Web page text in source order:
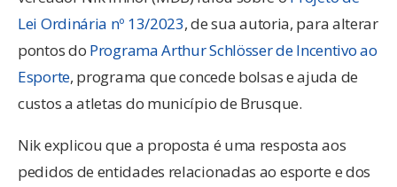
Lei Ordinária nº 13/2023, de sua autoria, para alterar
pontos do Programa Arthur Schlösser de Incentivo ao
Esporte, programa que concede bolsas e ajuda de
custos a atletas do município de Brusque.
Nik explicou que a proposta é uma resposta aos
pedidos de entidades relacionadas ao esporte e dos